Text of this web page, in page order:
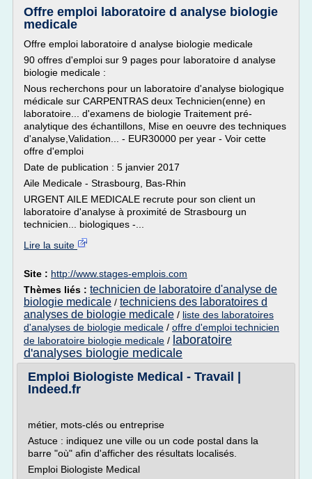
Offre emploi laboratoire d analyse biologie
medicale
Offre emploi laboratoire d analyse biologie medicale
90 offres d'emploi sur 9 pages pour laboratoire d analyse
biologie medicale :
Nous recherchons pour un laboratoire d'analyse biologique
médicale sur CARPENTRAS deux Technicien(enne) en
laboratoire... d'examens de biologie Traitement pré-
analytique des échantillons, Mise en oeuvre des techniques
d'analyse,Validation... - EUR30000 per year - Voir cette
offre d'emploi
Date de publication : 5 janvier 2017
Aile Medicale - Strasbourg, Bas-Rhin
URGENT AILE MEDICALE recrute pour son client un
laboratoire d'analyse à proximité de Strasbourg un
technicien... biologiques -...
Lire la suite
Site : http://www.stages-emplois.com
Thèmes liés : technicien de laboratoire d'analyse de
biologie medicale / techniciens des laboratoires d
analyses de biologie medicale / liste des laboratoires
d'analyses de biologie medicale / offre d'emploi technicien
de laboratoire biologie medicale / laboratoire
d'analyses biologie medicale
Emploi Biologiste Medical - Travail |
Indeed.fr
métier, mots-clés ou entreprise
Astuce : indiquez une ville ou un code postal dans la
barre "où" afin d'afficher des résultats localisés.
Emploi Biologiste Medical